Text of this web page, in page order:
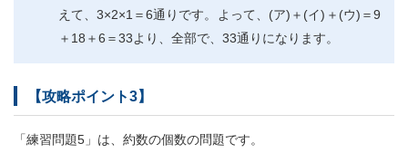
えて、3×2×1＝6通りです。よって、(ア)＋(イ)＋(ウ)＝9
＋18＋6＝33より、全部で、33通りになります。
【攻略ポイント3】
「練習問題5」は、約数の個数の問題です。